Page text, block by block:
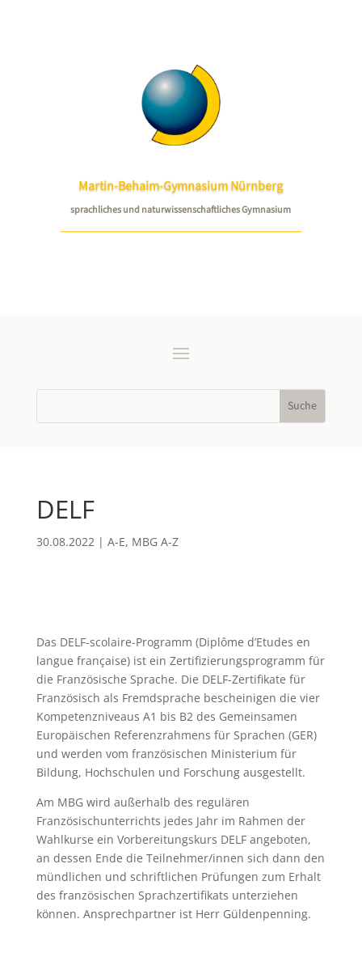
Martin-Behaim-Gymnasium Nürnberg
sprachliches und naturwissenschaftliches Gymnasium
DELF
30.08.2022| A-E, MBG A-Z
Das DELF-scolaire-Programm (Diplôme d’Etudes en
langue française) ist ein Zertifizierungsprogramm für
die Französische Sprache. Die DELF-Zertifikate für
Französisch als Fremdsprache bescheinigen die vier
Kompetenzniveaus A1 bis B2 des Gemeinsamen
Europäischen Referenzrahmens für Sprachen (GER)
und werden vom französischen Ministerium für
Bildung, Hochschulen und Forschung ausgestellt.
Am MBG wird außerhalb des regulären
Französischunterrichts jedes Jahr im Rahmen der
Wahlkurse ein Vorbereitungskurs DELF angeboten,
an dessen Ende die Teilnehmer/innen sich dann den
mündlichen und schriftlichen Prüfungen zum Erhalt
des französischen Sprachzertifikats unterziehen
können. Ansprechpartner ist Herr Güldenpenning.